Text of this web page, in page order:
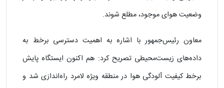
وضعیت هوای موجود، مطلع شوند.
معاون رئیس‌جمهور با اشاره به اهمیت دسترسی برخط به
داده‌های زیست‌محیطی تصریح کرد: هم اکنون ایستگاه پایش
برخط کیفیت آلودگی هوا در منطقه ویژه لامرد راه‌اندازی شد و